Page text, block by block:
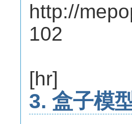
http://
102
[hr]
3. 盒子模